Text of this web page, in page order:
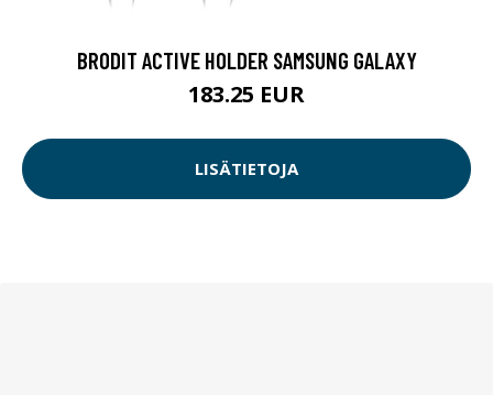
BRODIT ACTIVE HOLDER SAMSUNG GALAXY
183.25 EUR
LISÄTIETOJA